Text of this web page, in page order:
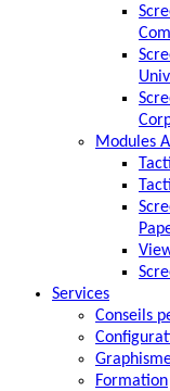
Modules
Services
Conseils
Formation